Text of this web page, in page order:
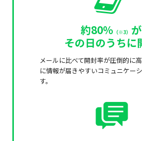
約80% （※3） が
その日のうちに
メールに比べて開封率が圧倒的に
に情報が届きやすいコミュニケー
す。